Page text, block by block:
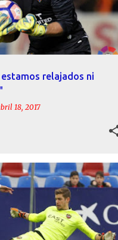
relajados ni
18, 2017
JUAN LUIS MORA LEVANTE